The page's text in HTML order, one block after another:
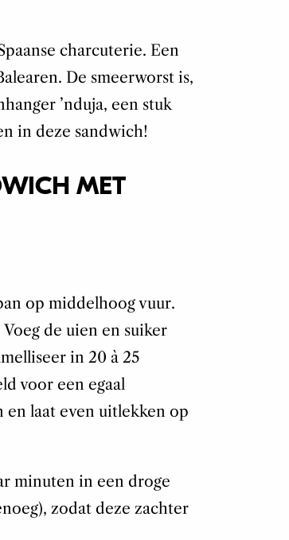
charcuterie. Een
De smeerworst is,
’nduja, een stuk
in deze sandwich!
MET
op middelhoog vuur.
de uien en suiker
in 20 à 25
voor een egaal
en laat even uitlekken op
minuten in een droge
zodat deze zachter